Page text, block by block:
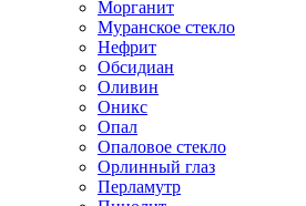
Морганит
Муранское стекло
Нефрит
Обсидиан
Оливин
Оникс
Опал
Опаловое стекло
Орлинный глаз
Перламутр